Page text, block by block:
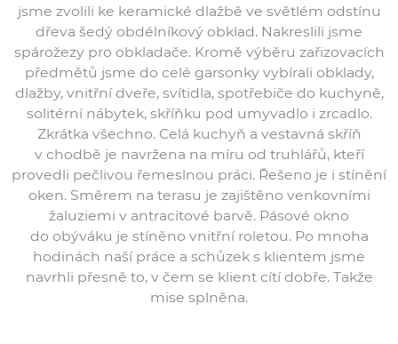
jsme zvolili ke keramické dlažbě ve světlém odstínu
dřeva šedý obdélníkový obklad. Nakreslili jsme
spárožezy pro obkladače. Kromě výběru zařizovacích
předmětů jsme do celé garsonky vybírali obklady,
dlažby, vnitřní dveře, svítidla, spotřebiče do kuchyně,
solitérní nábytek, skříňku pod umyvadlo i zrcadlo.
Zkrátka všechno. Celá kuchyň a vestavná skříň
v chodbě je navržena na míru od truhlářů, kteří
provedli pečlivou řemeslnou práci. Řešeno je i stínění
oken. Směrem na terasu je zajištěno venkovními
žaluziemi v antracitové barvě. Pásové okno
do obýváku je stíněno vnitřní roletou. Po mnoha
hodinách naší práce a schůzek s klientem jsme
navrhli přesně to, v čem se klient cítí dobře. Takže
mise splněna.